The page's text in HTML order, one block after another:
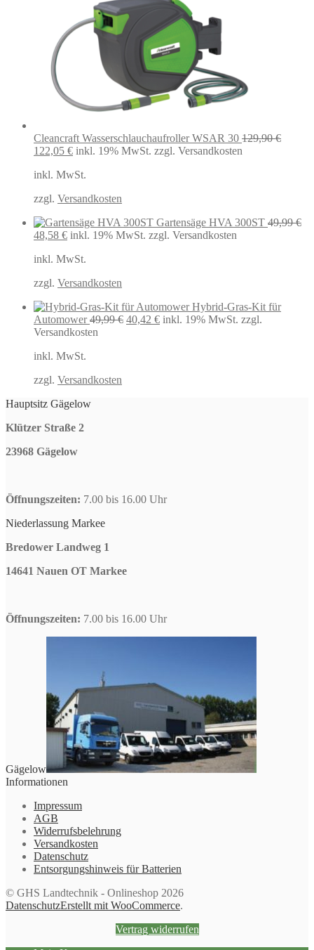
Cleancraft Wasserschlauchaufroller WSAR 30 129,90€
Ursprünglicher
war:
122,05 €Aktueller
ist:
inkl. 19% MwSt. zzgl. Versandkosten
inkl. MwSt.
zzgl. Versandkosten
Gartensäge HVA 300ST 49,99€
Ursprünglicher
war:
48,58 €Aktueller
ist:
inkl. 19% MwSt. zzgl. Versandkosten
inkl. MwSt.
zzgl. Versandkosten
Hybrid-Gras-Kit für
Automower 49,99€ Ursprünglicher
40,42 €Aktueller
inkl. 19% MwSt. zzgl.
Versandkosten
inkl. MwSt.
zzgl. Versandkosten
Hauptsitz Gägelow
Klützer Straße 2
23968 Gägelow
Öffnungszeiten: 7.00 bis 16.00 Uhr
Niederlassung Markee
Bredower Landweg 1
14641 Nauen OT Markee
Öffnungszeiten: 7.00 bis 16.00 Uhr
Gägelow
Informationen
Impressum
AGB
Widerrufsbelehrung
Versandkosten
Datenschutz
Entsorgungshinweis für Batterien
© GHS Landtechnik - Onlineshop 2026
DatenschutzErstellt mit WooCommerce.
Vertrag widerrufen